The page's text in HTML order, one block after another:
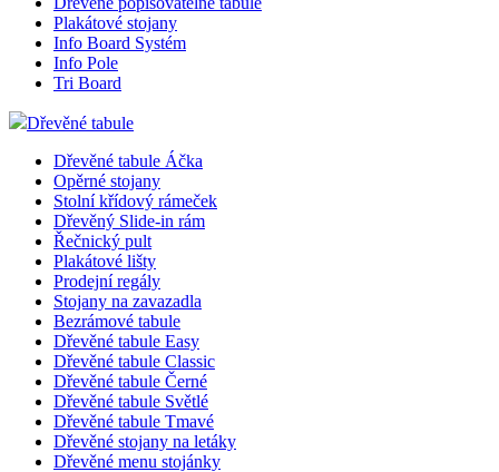
Plakátové stojany
Info Board Systém
Info Pole
Tri Board
Dřevěné tabule
Dřevěné tabule Áčka
Opěrné stojany
Stolní křídový rámeček
Dřevěný Slide-in rám
Řečnický pult
Plakátové lišty
Prodejní regály
Stojany na zavazadla
Bezrámové tabule
Dřevěné tabule Easy
Dřevěné tabule Classic
Dřevěné tabule Černé
Dřevěné tabule Světlé
Dřevěné tabule Tmavé
Dřevěné stojany na letáky
Dřevěné menu stojánky